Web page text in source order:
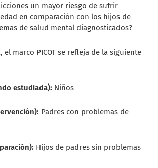
un mayor riesgo de sufrir
en comparación con los hijos de
de salud mental diagnosticados?
el marco PICOT se refleja de la siguiente
estudiada): Niños
Padres con problemas de
Hijos de padres sin problemas